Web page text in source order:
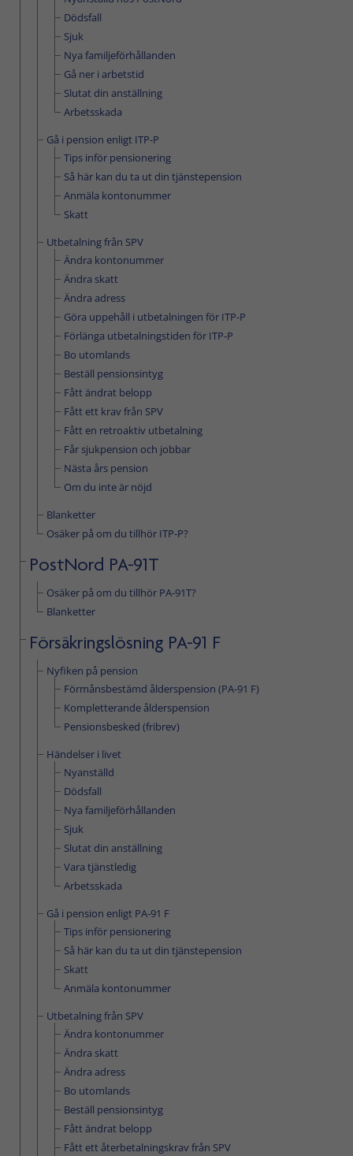
Dödsfall
Sjuk
Nya familjeförhållanden
Gå ner i arbetstid
Slutat din anställning
Arbetsskada
Gå i pension enligt ITP-P
Tips inför pensionering
Så här kan du ta ut din tjänstepension
Anmäla kontonummer
Skatt
Utbetalning från SPV
Ändra kontonummer
Ändra skatt
Ändra adress
Göra uppehåll i utbetalningen för ITP-P
Förlänga utbetalningstiden för ITP-P
Bo utomlands
Beställ pensionsintyg
Fått ändrat belopp
Fått ett krav från SPV
Fått en retroaktiv utbetalning
Får sjukpension och jobbar
Nästa års pension
Om du inte är nöjd
Blanketter
Osäker på om du tillhör ITP-P?
PostNord PA-91T
Osäker på om du tillhör PA-91T?
Blanketter
Försäkringslösning PA-91 F
Nyfiken på pension
Förmånsbestämd ålderspension (PA-91 F)
Kompletterande ålderspension
Pensionsbesked (fribrev)
Händelser i livet
Nyanställd
Dödsfall
Nya familjeförhållanden
Sjuk
Slutat din anställning
Vara tjänstledig
Arbetsskada
Gå i pension enligt PA-91 F
Tips inför pensionering
Så här kan du ta ut din tjänstepension
Skatt
Anmäla kontonummer
Utbetalning från SPV
Ändra kontonummer
Ändra skatt
Ändra adress
Bo utomlands
Beställ pensionsintyg
Fått ändrat belopp
Fått ett återbetalningskrav från SPV